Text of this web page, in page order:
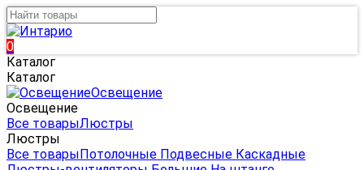
0
Каталог
Каталог
Освещение
Освещение
Все товарыЛюстры
Люстры
Все товарыПотолочные Подвесные Каскадные